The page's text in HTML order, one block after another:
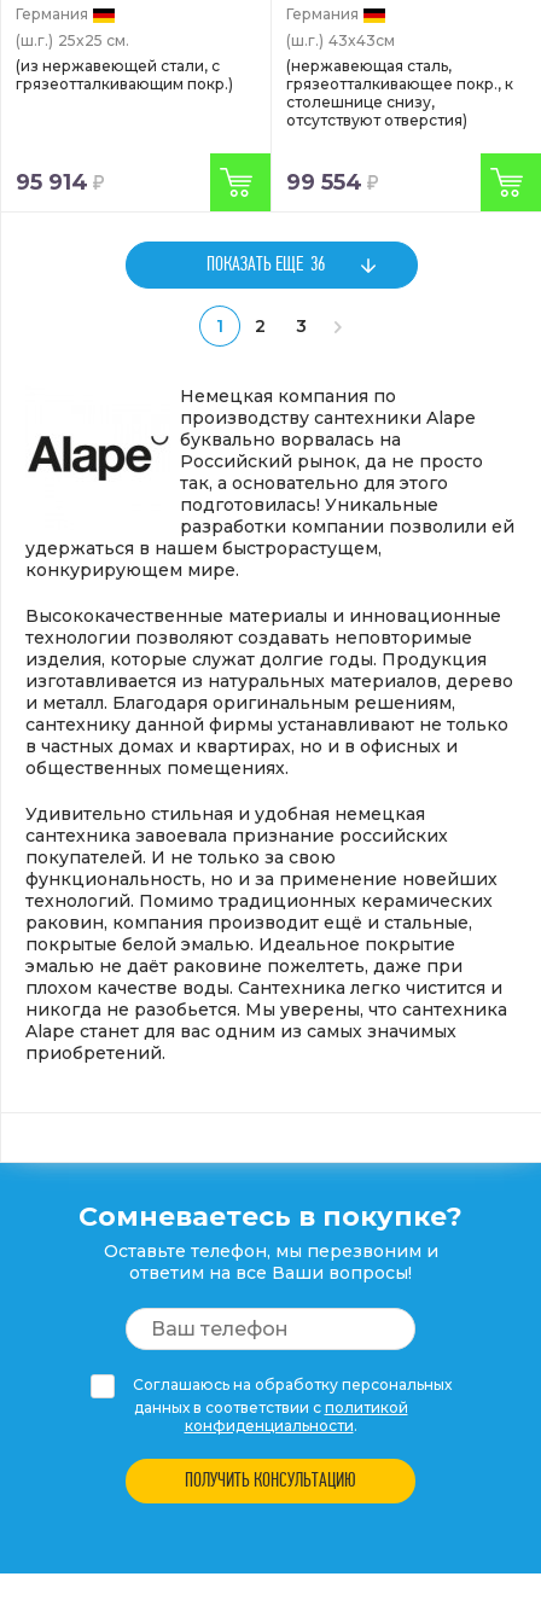
Германия
(ш.г.) 25x25 см.
(из нержавеющей стали, с
грязеотталкивающим покр.)
95 914
(3225504000)
Германия
(ш.г.) 43x43см
(нержавеющая сталь,
грязеотталкивающее покр., к
столешнице снизу,
отсутствуют отверстия)
99 554
ПОКАЗАТЬ ЕЩЕ 36
1 2 3
Немецкая компания по
производству сантехники Alape
буквально ворвалась на
Российский рынок, да не просто
так, а основательно для этого
подготовилась! Уникальные
разработки компании позволили ей
удержаться в нашем быстрорастущем,
конкурирующем мире.
Высококачественные материалы и инновационные
технологии позволяют создавать неповторимые
изделия, которые служат долгие годы. Продукция
изготавливается из натуральных материалов, дерево
и металл. Благодаря оригинальным решениям,
сантехнику данной фирмы устанавливают не только
в частных домах и квартирах, но и в офисных и
общественных помещениях.
Удивительно стильная и удобная немецкая
сантехника завоевала признание российских
покупателей. И не только за свою
функциональность, но и за применение новейших
технологий. Помимо традиционных керамических
раковин, компания производит ещё и стальные,
покрытые белой эмалью. Идеальное покрытие
эмалью не даёт раковине пожелтеть, даже при
плохом качестве воды. Сантехника легко чистится и
никогда не разобьется. Мы уверены, что сантехника
Alape станет для вас одним из самых значимых
приобретений.
Сомневаетесь в покупке?
Оставьте телефон, мы перезвоним и
ответим на все Ваши вопросы!
Соглашаюсь на обработку персональных
данных в соответствии с политикой
конфиденциальности.
ПОЛУЧИТЬ КОНСУЛЬТАЦИЮ